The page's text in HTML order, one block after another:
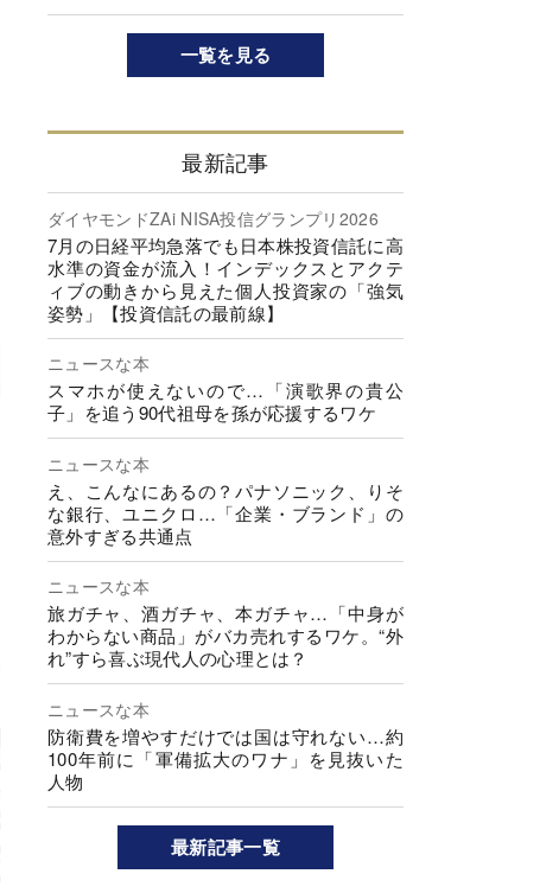
一覧を見る
最新記事
ダイヤモンドZAi NISA投信グランプリ2026
7月の日経平均急落でも日本株投資信託に高
水準の資金が流入！インデックスとアクテ
ィブの動きから見えた個人投資家の「強気
姿勢」【投資信託の最前線】
ニュースな本
スマホが使えないので…「演歌界の貴公
子」を追う90代祖母を孫が応援するワケ
ニュースな本
え、こんなにあるの？パナソニック、りそ
な銀行、ユニクロ…「企業・ブランド」の
意外すぎる共通点
ニュースな本
旅ガチャ、酒ガチャ、本ガチャ…「中身が
わからない商品」がバカ売れするワケ。“外
れ”すら喜ぶ現代人の心理とは？
ニュースな本
防衛費を増やすだけでは国は守れない…約
100年前に「軍備拡大のワナ」を見抜いた
人物
最新記事一覧